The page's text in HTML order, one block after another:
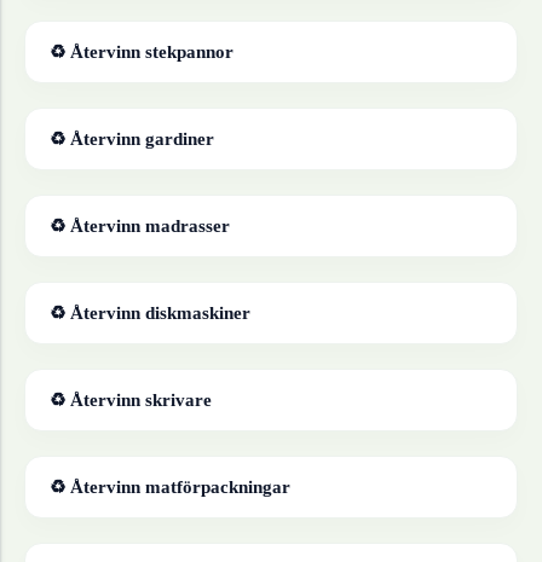
♻ Återvinn stekpannor
♻ Återvinn gardiner
♻ Återvinn madrasser
♻ Återvinn diskmaskiner
♻ Återvinn skrivare
♻ Återvinn matförpackningar